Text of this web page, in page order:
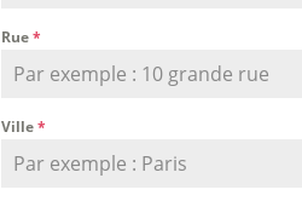
Rue*
Ville*